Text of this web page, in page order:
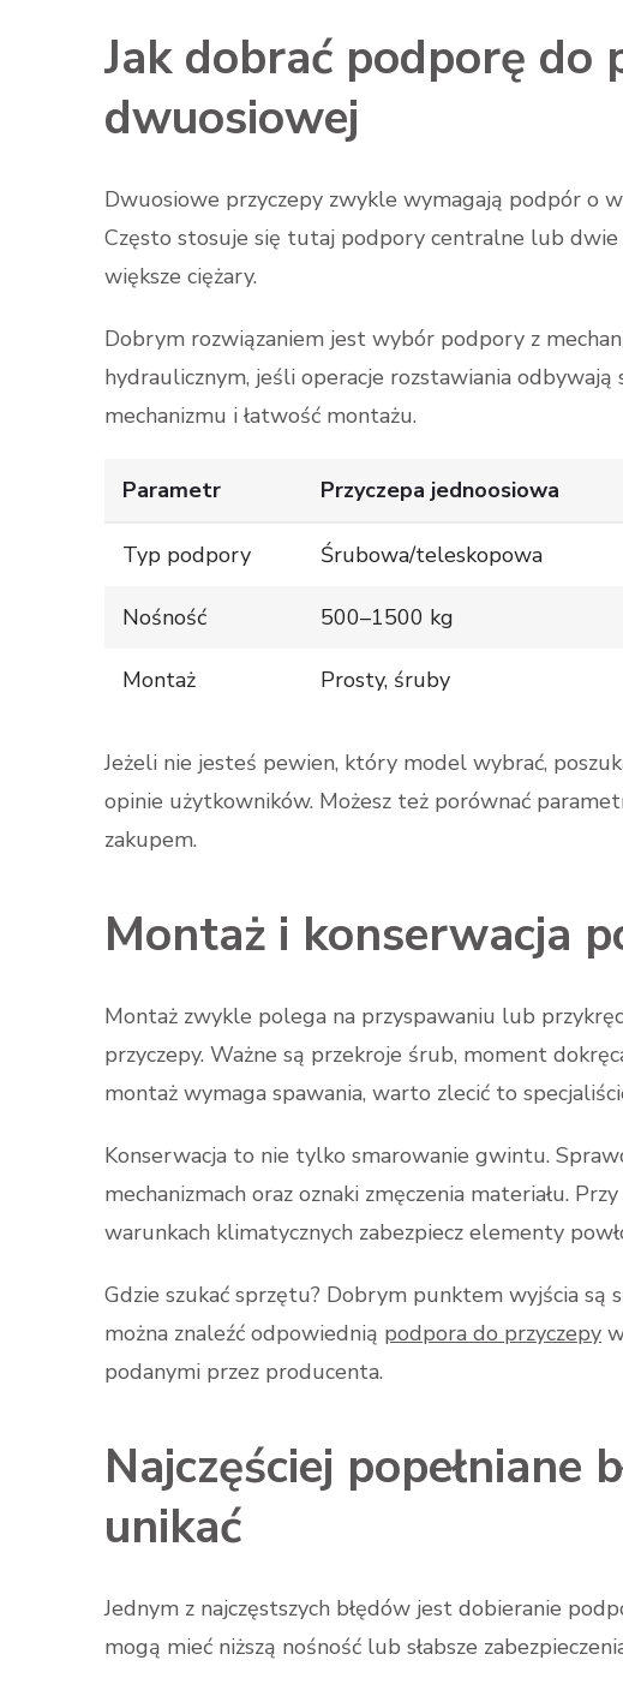
Jak dobrać podporę do
dwuosiowej
Dwuosiowe przyczepy zwykle wymagają podpór o
Często stosuje się tutaj podpory centralne lub
większe ciężary.
Dobrym rozwiązaniem jest wybór podpory z
hydraulicznym, jeśli operacje rozstawiania
mechanizmu i łatwość montażu.
Parametr Przyczepa jednoosiowa
Typ podpory Śrubowa/teleskopowa
Nośność 500–1500 kg
Montaż Prosty, śruby
Jeżeli nie jesteś pewien, który model wybrać,
opinie użytkowników. Możesz też porównać
zakupem.
Montaż i konserwacja
Montaż zwykle polega na przyspawaniu lub
przyczepy. Ważne są przekroje śrub, moment
montaż wymaga spawania, warto zlecić to
Konserwacja to nie tylko smarowanie gwintu.
mechanizmach oraz oznaki zmęczenia materiału.
warunkach klimatycznych zabezpiecz elementy
Gdzie szukać sprzętu? Dobrym punktem wyjścia są
można znaleźć odpowiednią podpora do przyczepy
podanymi przez producenta.
Najczęściej popełniane
unikać
Jednym z najczęstszych błędów jest dobieranie
mogą mieć niższą nośność lub słabsze